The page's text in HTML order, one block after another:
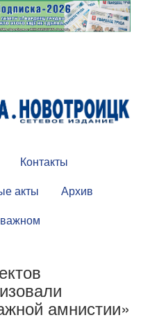
Контакты
акты
Архив
амнистии»